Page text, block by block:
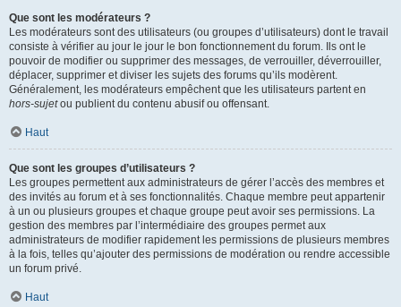
Que sont les modérateurs ?
Les modérateurs sont des utilisateurs (ou groupes d’utilisateurs) dont le travail
consiste à vérifier au jour le jour le bon fonctionnement du forum. Ils ont le
pouvoir de modifier ou supprimer des messages, de verrouiller, déverrouiller,
déplacer, supprimer et diviser les sujets des forums qu’ils modèrent.
Généralement, les modérateurs empêchent que les utilisateurs partent en
hors-sujetou publient du contenu abusif ou offensant.
Haut
Que sont les groupes d’utilisateurs ?
Les groupes permettent aux administrateurs de gérer l’accès des membres et
des invités au forum et à ses fonctionnalités. Chaque membre peut appartenir
à un ou plusieurs groupes et chaque groupe peut avoir ses permissions. La
gestion des membres par l’intermédiaire des groupes permet aux
administrateurs de modifier rapidement les permissions de plusieurs membres
à la fois, telles qu’ajouter des permissions de modération ou rendre accessible
un forum privé.
Haut